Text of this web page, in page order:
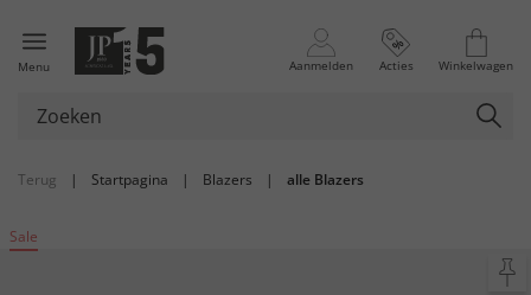
Menu Aanmelden Acties Winkelwagen
Terug | Startpagina | Blazers | alle Blazers
Sale